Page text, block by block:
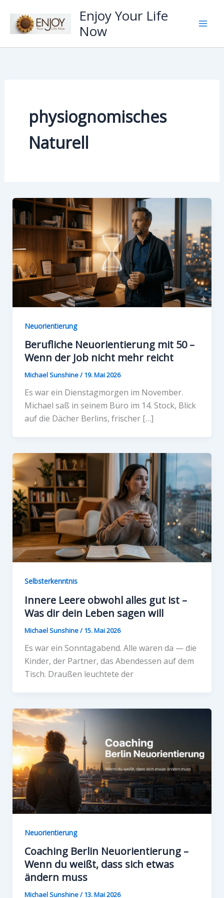
Inhalt
springen
Enjoy Your Life
Now
physiognomisches
Naturell
Neuorientierung
Berufliche Neuorientierung mit 50 –
Wenn der Job nicht mehr reicht
Michael Sunshine/19. Mai 2026
Es war ein Dienstagmorgen im November.
Michael saß in seinem Büro im 14. Stock, Blick
auf die Dächer Berlins, frischer […]
Selbsterkenntnis
Innere Leere obwohl alles gut ist –
Was dir dein Leben sagen will
Michael Sunshine/15. Mai 2026
Es war ein Sonntagabend. Alle waren da — die
Kinder, der Partner, das Abendessen auf dem
Tisch. Draußen leuchtete der
Neuorientierung
Coaching Berlin Neuorientierung –
Wenn du weißt, dass sich etwas
ändern muss
Michael Sunshine/13. Mai 2026